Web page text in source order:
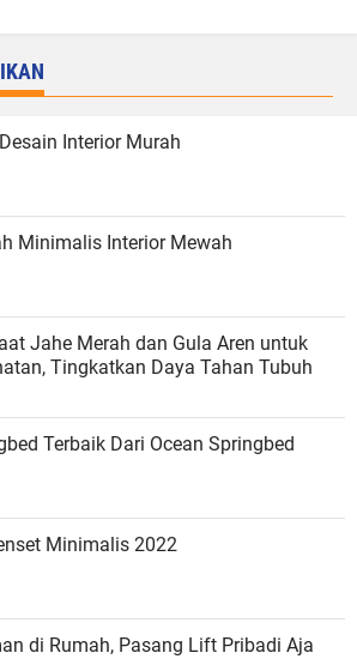
Interior Murah
Minimalis Interior Mewah
Jahe Merah dan Gula Aren untuk
Tingkatkan Daya Tahan Tubuh
Terbaik Dari Ocean Springbed
Minimalis 2022
di Rumah, Pasang Lift Pribadi Aja